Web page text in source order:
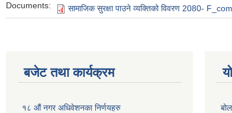
Documents:
सामाजिक सुरक्षा पाउने व्यक्तिको विवरण 2080-
बजेट तथा कार्यक्रम
१८ औं नगर अधिवेशनका निर्णयहरु